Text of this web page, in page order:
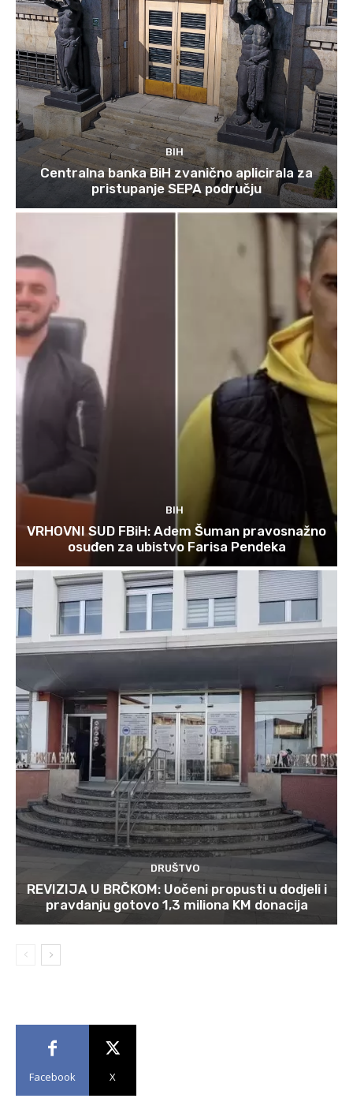
BIH
Centralna banka BiH zvanično aplicirala za
pristupanje SEPA području
BIH
VRHOVNI SUD FBiH: Adem Šuman pravosnažno
osuđen za ubistvo Farisa Pendeka
DRUŠTVO
REVIZIJA U BRČKOM: Uočeni propusti u dodjeli i
pravdanju gotovo 1,3 miliona KM donacija
Facebook X